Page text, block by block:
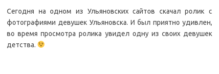
Сегодня на одном из Ульяновских сайтов скачал ролик с
фотографиями девушек Ульяновска. И был приятно удивлен,
во время просмотра ролика увидел одну из своих девушек
детства.